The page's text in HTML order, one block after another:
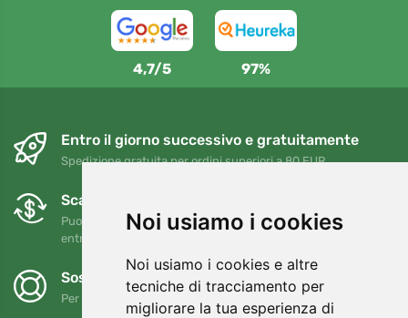
Noi usiamo i cookies
Noi usiamo i cookies e altre
tecniche di tracciamento per
migliorare la tua esperienza di
4,7/5 97%
Entro il giorno successivo e gratuitamente
Spedizione gratuita per ordini superiori a 80 EUR
Scambi e resi gratuiti
Puoi restituire o cambiare il tuo ordine in qualsiasi momento
entro 90 giorni
Sosteniamo Trees.org
Per ogni ordine piantiamo un albero! Leggi di più